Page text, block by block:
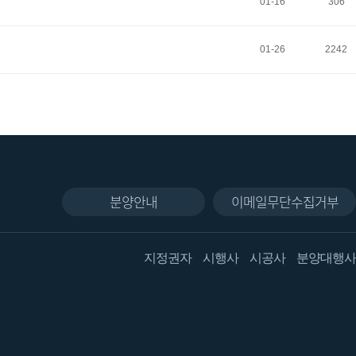
01-26 2242
분양안내 이메일무단수집거부
지정권자 시행사 시공사 분양대행사